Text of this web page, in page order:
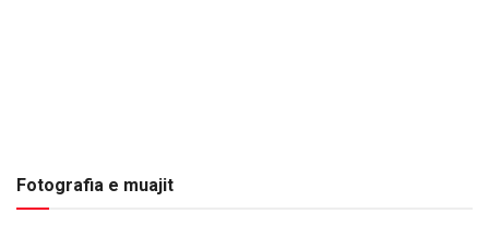
Fotografia e muajit